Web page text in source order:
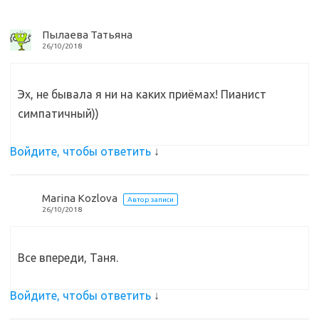
Пылаева Татьяна
26/10/2018
Эх, не бывала я ни на каких приёмах! Пианист
симпатичный))
Войдите, чтобы ответить ↓
Marina Kozlova
Автор записи
26/10/2018
Все впереди, Таня.
Войдите, чтобы ответить ↓